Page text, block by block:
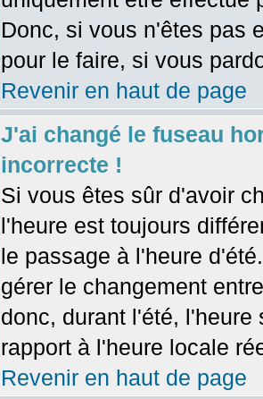
Donc, si vous n'êtes pas
pour le faire, si vous
Revenir en haut de page
J'ai changé le fuseau
incorrecte !
Si vous êtes sûr d'avoir
l'heure est toujours
le passage à l'heure
gérer le changement
donc, durant l'été, l'heure
rapport à l'heure locale
Revenir en haut de page